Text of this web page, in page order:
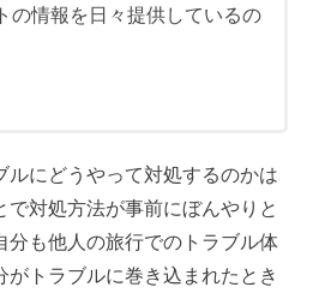
の情報を日々提供しているの
にどうやって対処するのかは
対処方法が事前にぼんやりと
分も他人の旅行でのトラブル体
トラブルに巻き込まれたとき